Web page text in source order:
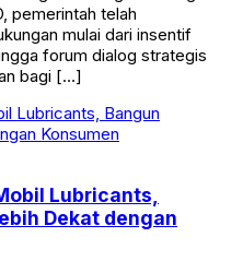
pemerintah telah
mulai dari insentif
forum dialog strategis
bagi […]
Lubricants,
Dekat dengan